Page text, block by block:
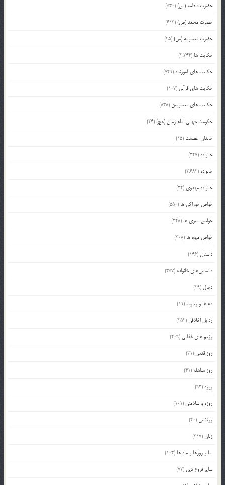
حضرت فاطمه (س)(530)
حضرت محمد (ص)(613)
حضرت معصومه (س)(45)
حکایت ها (2,244)
حکایت های آموزنده (749)
حکایت های قرآنی (107)
حکایت های معصومین (838)
حکومت جهانی امام زمان (عج)(24)
خاندان عصمت (15)
خانواده (227)
خانواده (2,682)
خانواده مهدوی (22)
خواص خوراکی ها (550)
خواص سبزی ها (228)
خواص میوه ها (308)
داستان(146)
دانستنی‌های خانواده (357)
دجال (29)
دعاها و زیارت (19)
رذایل اخلاقی (252)
رژیم های غذایی (209)
روز قدس (31)
روز مباهله (41)
روزه (93)
روزه و سلامتی (101)
زرتشتی (40)
زنان(317)
سایر روزها و ماه ها (103)
سایر فروع دین (72)